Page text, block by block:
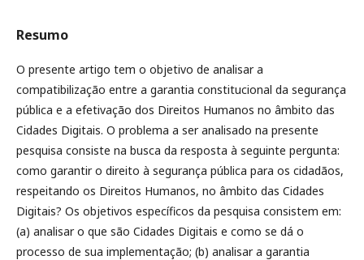
Resumo
O presente artigo tem o objetivo de analisar a
compatibilização entre a garantia constitucional da segurança
pública e a efetivação dos Direitos Humanos no âmbito das
Cidades Digitais. O problema a ser analisado na presente
pesquisa consiste na busca da resposta à seguinte pergunta:
como garantir o direito à segurança pública para os cidadãos,
respeitando os Direitos Humanos, no âmbito das Cidades
Digitais? Os objetivos específicos da pesquisa consistem em:
(a) analisar o que são Cidades Digitais e como se dá o
processo de sua implementação; (b) analisar a garantia